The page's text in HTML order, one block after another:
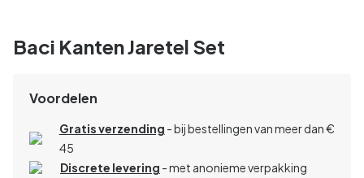
Baci Kanten Jaretel Set
Voordelen
Gratis verzending - bij bestellingen van meer dan €
45
Discrete levering - met anonieme verpakking